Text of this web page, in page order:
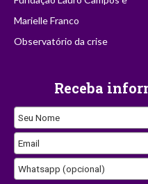
Marielle Franco
Observatório da crise
Receba
Seu Nome
Email
Whatsapp (opcional)